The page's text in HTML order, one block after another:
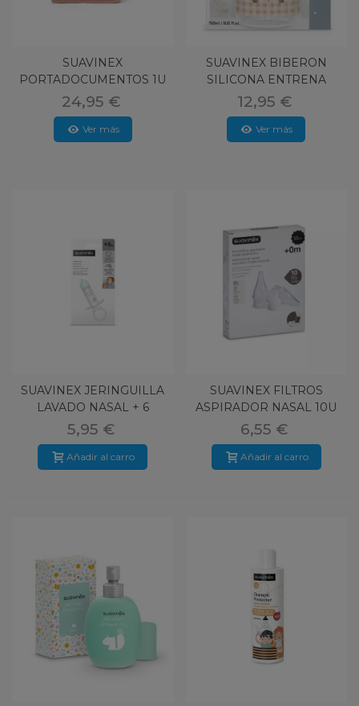
SUAVINEX
PORTADOCUMENTOS 1U
ROSA
24,95 €
Ver más
SUAVINEX BIBERON
SILICONA ENTRENA
ANTIDERRAME AS
12,95 €
Ver más
SUAVINEX JERINGUILLA
LAVADO NASAL + 6
MESES 1U
5,95 €
Añadir al carro
SUAVINEX FILTROS
ASPIRADOR NASAL 10U
6,55 €
Añadir al carro